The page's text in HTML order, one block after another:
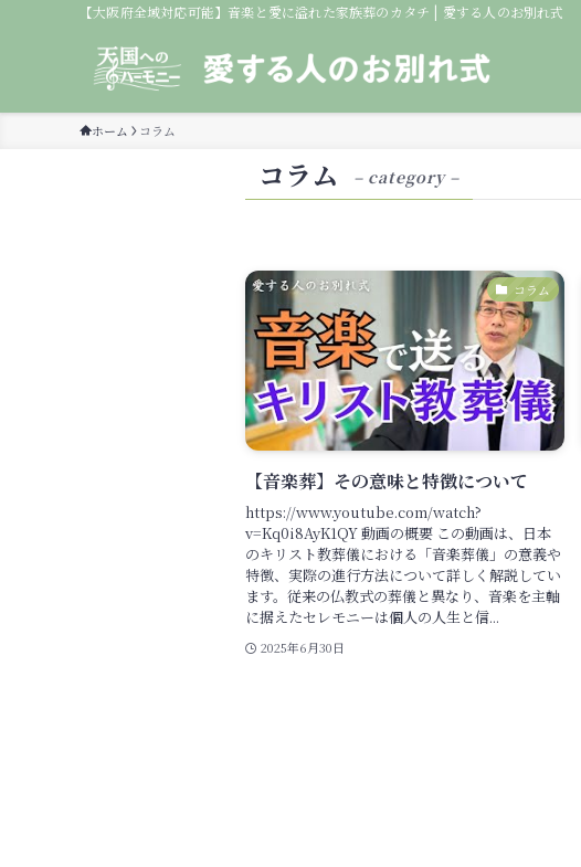
【大阪府全域対応可能】音楽と愛に溢れた家族葬のカタチ | 愛する人のお別れ式
ホーム コラム
コラム – category –
コラム
【音楽葬】その意味と特徴について
https://www.youtube.com/watch?
v=Kq0i8AyK1QY 動画の概要 この動画は、日本
のキリスト教葬儀における「音楽葬儀」の意義や
特徴、実際の進行方法について詳しく解説してい
ます。従来の仏教式の葬儀と異なり、音楽を主軸
に据えたセレモニーは個人の人生と信...
2025年6月30日